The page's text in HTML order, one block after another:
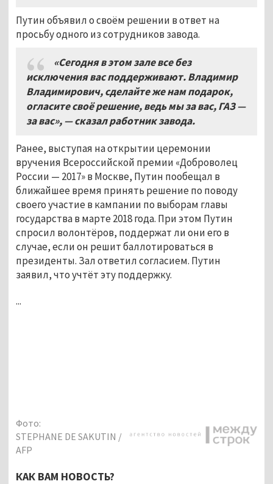
Путин объявил о своём решении в ответ на
просьбу одного из сотрудников завода.
«Сегодня в этом зале все без
исключения вас поддерживают. Владимир
Владимирович, сделайте же нам подарок,
огласите своё решение, ведь мы за вас, ГАЗ —
за вас», — сказал работник завода.
Ранее, выступая на открытии церемонии
вручения Всероссийской премии «Доброволец
России — 2017» в Москве, Путин пообещал в
ближайшее время принять решение по поводу
своего участие в кампании по выборам главы
государства в марте 2018 года. При этом Путин
спросил волонтёров, поддержат ли они его в
случае, если он решит баллотироваться в
президенты. Зал ответил согласием. Путин
заявил, что учтёт эту поддержку.
...
Фото:
STEPHANE DE SAKUTIN /
AFP
КАК ВАМ НОВОСТЬ?